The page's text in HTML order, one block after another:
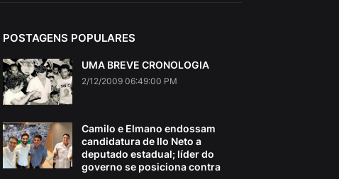
POSTAGENS POPULARES
UMA BREVE CRONOLOGIA
2/12/2009 06:49:00 PM
Camilo e Elmano endossam
candidatura de Ilo Neto a
deputado estadual; líder do
governo se posiciona contra